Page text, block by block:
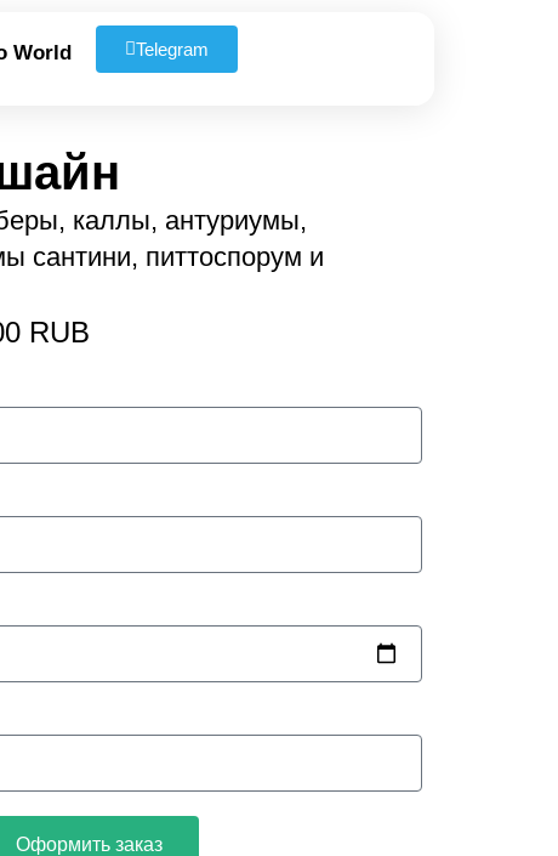
World Telegram
каллы, антуриумы,
сантини, питтоспорум и
RUB
Оформить заказ